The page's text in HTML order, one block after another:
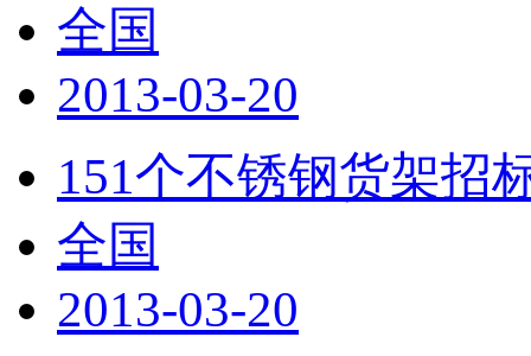
全国
2013-03-20
151个不锈钢货架招
全国
2013-03-20